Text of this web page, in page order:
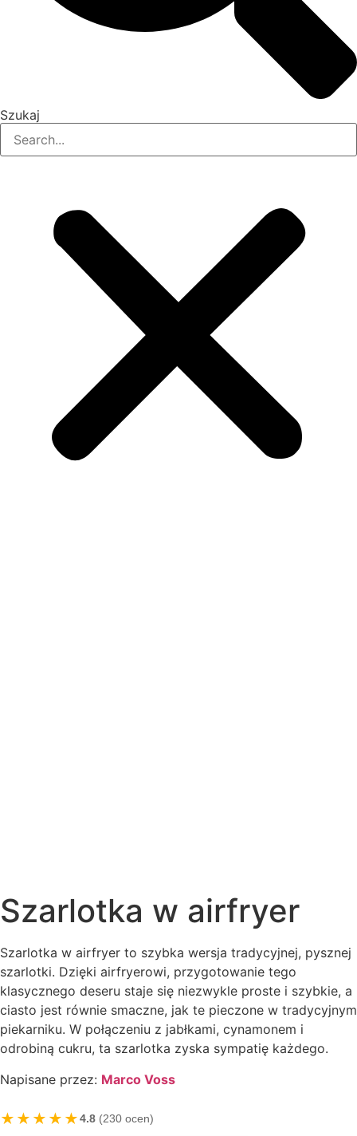
Szukaj
Szarlotka w airfryer
Szarlotka w airfryer to szybka wersja tradycyjnej, pysznej
szarlotki. Dzięki airfryerowi, przygotowanie tego
klasycznego deseru staje się niezwykle proste i szybkie, a
ciasto jest równie smaczne, jak te pieczone w tradycyjnym
piekarniku. W połączeniu z jabłkami, cynamonem i
odrobiną cukru, ta szarlotka zyska sympatię każdego.
Napisane przez: Marco Voss
★★★★★4.8 (230 ocen)